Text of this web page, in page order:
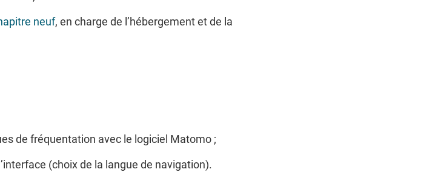
neuf, en charge de l’hébergement et de la
de fréquentation avec le logiciel Matomo ;
(choix de la langue de navigation).